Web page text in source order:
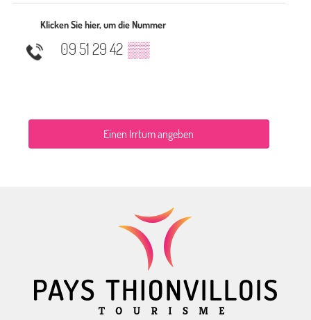
Klicken Sie hier, um die Nummer
09 51 29 42 ▒▒
Einen Irrtum angeben